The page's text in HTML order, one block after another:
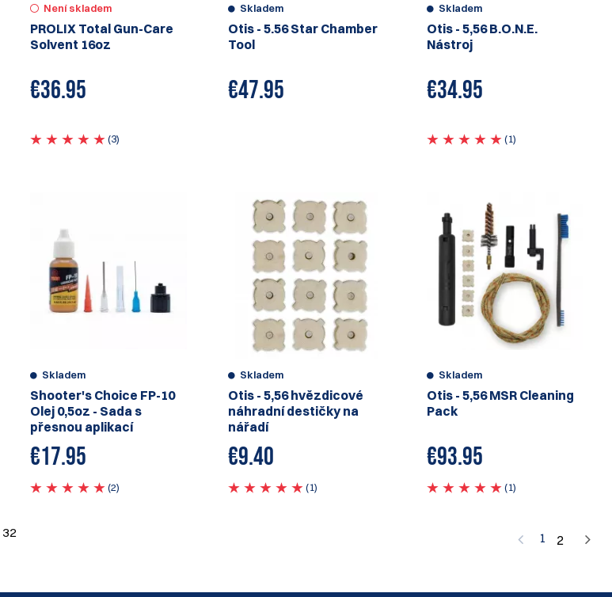
Není skladem
PROLIX Total Gun-Care
Solvent 16oz
€36.95
(3)
Skladem
Otis - 5.56 Star Chamber
Tool
€47.95
Skladem
Otis - 5,56 B.O.N.E.
Nástroj
€34.95
(1)
Skladem
Shooter's Choice FP-10
Olej 0,5oz - Sada s
přesnou aplikací
€17.95
(2)
Skladem
Otis - 5,56 hvězdicové
náhradní destičky na
nářadí
€9.40
(1)
Skladem
Otis - 5,56 MSR Cleaning
Pack
€93.95
(1)
32 1 2